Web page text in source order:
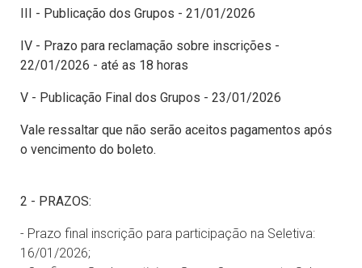
III - Publicação dos Grupos - 21/01/2026
IV - Prazo para reclamação sobre inscrições -
22/01/2026 - até as 18 horas
V - Publicação Final dos Grupos - 23/01/2026
Vale ressaltar que não serão aceitos pagamentos após
o vencimento do boleto.
2 - PRAZOS:
- Prazo final inscrição para participação na Seletiva:
16/01/2026;